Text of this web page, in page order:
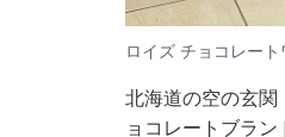
ロイズ チョコレー
北海道の空の玄関
ョコレートブラ